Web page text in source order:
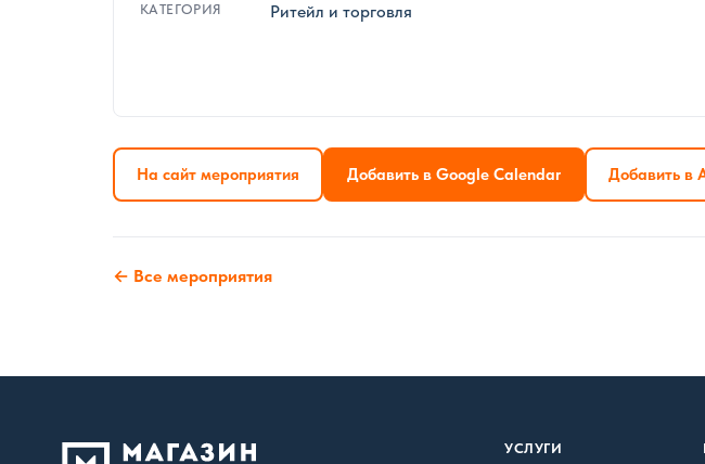
КАТЕГОРИЯ Ритейл и торговля
На сайт мероприятия Добавить в Google Calendar Добавить в
← Все мероприятия
УСЛУГИ